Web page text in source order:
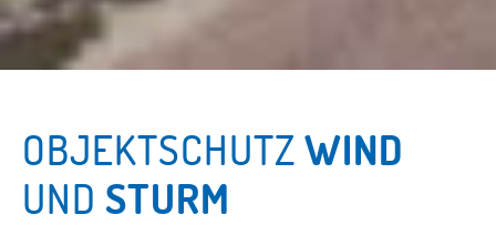
OBJEKTSCHUTZWIND
UND STURM